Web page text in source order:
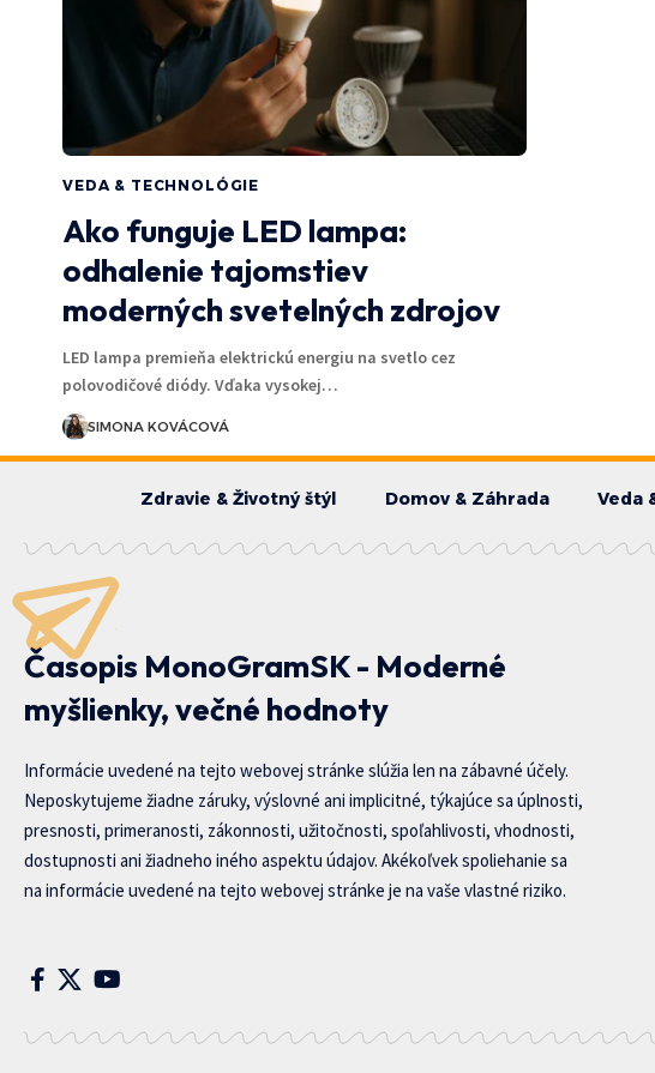
VEDA & TECHNOLÓGIE
Ako funguje LED lampa:
odhalenie tajomstiev
moderných svetelných zdrojov
LED lampa premieňa elektrickú energiu na svetlo cez
polovodičové diódy. Vďaka vysokej…
SIMONA KOVÁCOVÁ
Zdravie & Životný štýl Domov & Záhrada Veda
Časopis MonoGramSK - Moderné
myšlienky, večné hodnoty
Informácie uvedené na tejto webovej stránke slúžia len na zábavné účely.
Neposkytujeme žiadne záruky, výslovné ani implicitné, týkajúce sa úplnosti,
presnosti, primeranosti, zákonnosti, užitočnosti, spoľahlivosti, vhodnosti,
dostupnosti ani žiadneho iného aspektu údajov. Akékoľvek spoliehanie sa
na informácie uvedené na tejto webovej stránke je na vaše vlastné riziko.